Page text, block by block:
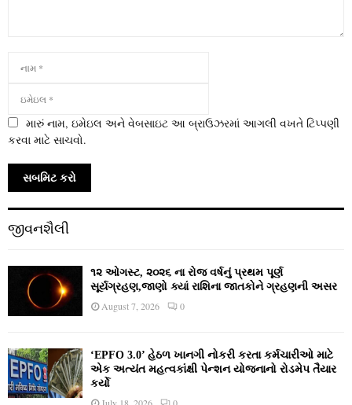
મારું નામ, ઇમેઇલ અને વેબસાઇટ આ બ્રાઉઝરમાં આગલી વખતે ટિપ્પણી
કરવા માટે સાચવો.
જીવનશૈલી
૧૨ ઓગસ્ટ, ૨૦૨૬ ના રોજ વર્ષનું પ્રથમ પૂર્ણ
સૂર્યગ્રહણ,જાણો ક્યાં રાશિના જાતકોને ગ્રહણની અસર
August 7, 2026 0
‘EPFO 3.0’ હેઠળ ખાનગી નોકરી કરતા કર્મચારીઓ માટે
એક અત્યંત મહત્વકાંક્ષી પેન્શન યોજનાનો રોડમેપ તૈયાર
કર્યો
July 18, 2026 0